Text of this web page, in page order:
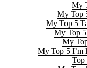
My
My Top
My Top 5
My Top
My
My Top 5 I’m
Top